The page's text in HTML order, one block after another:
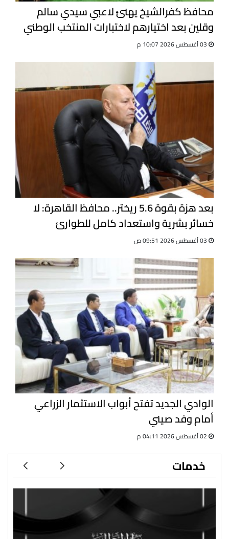
محافظ كفرالشيخ يهنئ لاعبي سيدي سالم
وقلين بعد اختيارهم لاختبارات المنتخب الوطني
للجيت كونى دو
بعد هزة بقوة 5.6 ريختر.. محافظ القاهرة: لا
خسائر بشرية واستعداد كامل للطوارئ
الوادي الجديد تفتح أبواب الاستثمار الزراعي
أمام وفد صيني
خدمات